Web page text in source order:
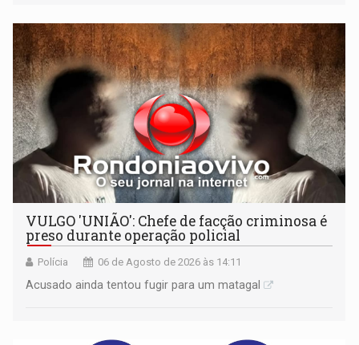
VULGO 'UNIÃO': Chefe de facção criminosa é
preso durante operação policial
Polícia 06 de Agosto de 2026 às 14:11
Acusado ainda tentou fugir para um matagal